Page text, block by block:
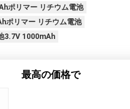
ポリマー リチウム電池
ポリマー リチウム電池
3.7V 1000mAh
最高の価格で